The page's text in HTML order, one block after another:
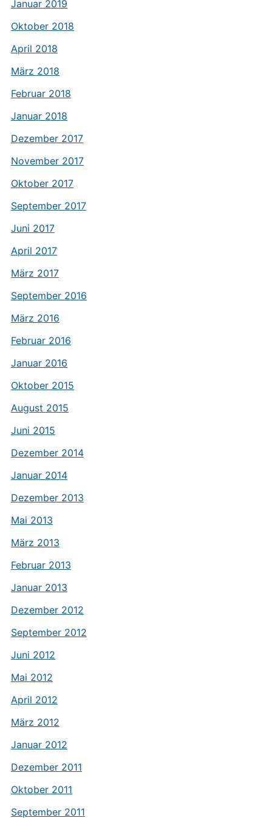
Januar 2019
Oktober 2018
April 2018
März 2018
Februar 2018
Januar 2018
Dezember 2017
November 2017
Oktober 2017
September 2017
Juni 2017
April 2017
März 2017
September 2016
März 2016
Februar 2016
Januar 2016
Oktober 2015
August 2015
Juni 2015
Dezember 2014
Januar 2014
Dezember 2013
Mai 2013
März 2013
Februar 2013
Januar 2013
Dezember 2012
September 2012
Juni 2012
Mai 2012
April 2012
März 2012
Januar 2012
Dezember 2011
Oktober 2011
September 2011